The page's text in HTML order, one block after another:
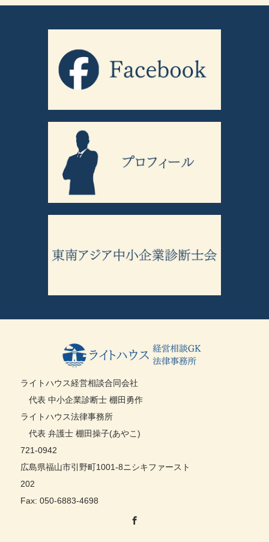
ライトハウス経営相談合同会社
代表 中小企業診断士 棚田勇作
ライトハウス法律事務所
代表 弁護士 棚田操子(あやこ)
721-0942
広島県福山市引野町1001-8ニシキファースト
202
Fax: 050-6883-4698